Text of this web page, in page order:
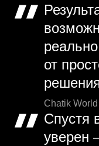
от
Chatik World
Спустя
уверен